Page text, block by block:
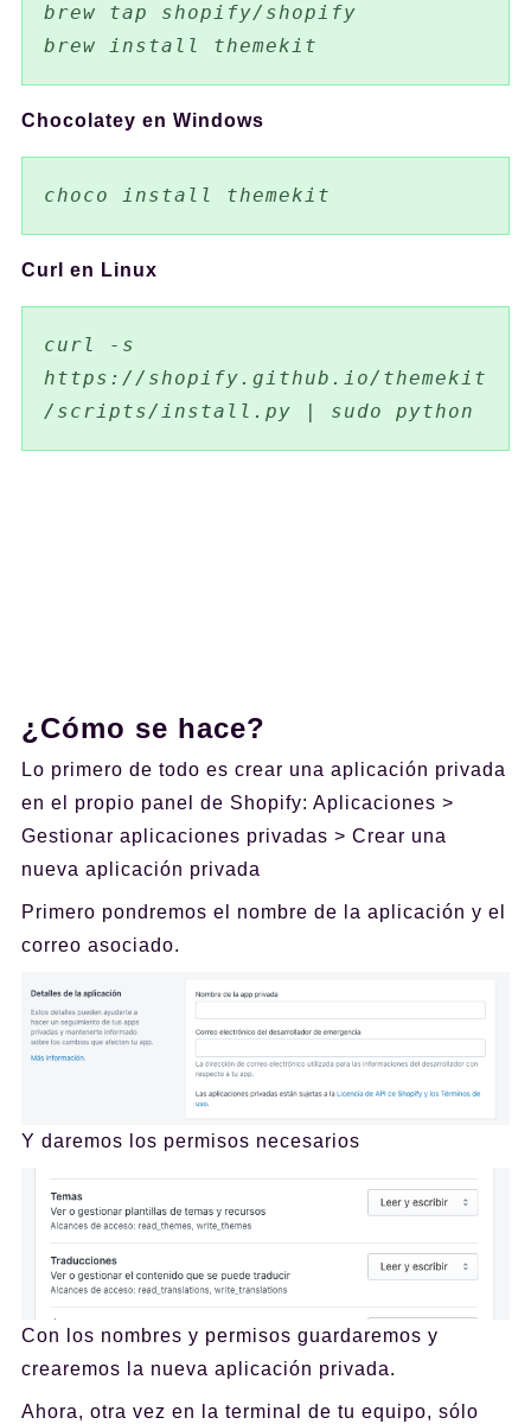
brew tap shopify/shopify
brew install themekit
Chocolatey en Windows
choco install themekit
Curl en Linux
curl -s
https://shopify.github.io/themekit
/scripts/install.py | sudo python
¿Cómo se hace?
Lo primero de todo es crear una aplicación privada
en el propio panel de Shopify: Aplicaciones >
Gestionar aplicaciones privadas > Crear una
nueva aplicación privada
Primero pondremos el nombre de la aplicación y el
correo asociado.
Y daremos los permisos necesarios
Con los nombres y permisos guardaremos y
crearemos la nueva aplicación privada.
Ahora, otra vez en la terminal de tu equipo, sólo